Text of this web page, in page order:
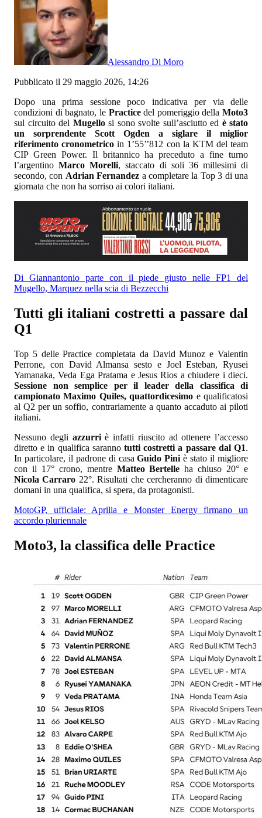
Alessandro Di Moro
Pubblicato il 29 maggio 2026, 14:26
Dopo una prima sessione poco indicativa per via delle
condizioni di bagnato, le Practicedel pomeriggio della Moto3
sul circuito del Mugello si sono svolte sull’asciutto ed è stato
un sorprendente Scott Ogden a siglare il miglior
riferimento cronometrico in 1’55’’812 con la KTM del team
CIP Green Power. Il britannico ha preceduto a fine turno
l’argentinoMarco Morelli, staccato di soli 36 millesimi di
secondo, con Adrian Fernandez a completare la Top 3 di una
giornata che non ha sorriso ai colori italiani.
Di Giannantonio parte con il piede giusto nelle FP1 del
Mugello, Marquez nella scia di Bezzecchi
Tutti gli italiani costretti a passare dal
Q1
Top 5 delle Practice completata da David Munoz e Valentin
Perrone, con David Almansa sesto e Joel Esteban, Ryusei
Yamanaka, Veda Ega Pratama e Jesus Rios a chiudere i dieci.
Sessione non semplice per il leader della classifica di
campionato Maximo Quiles, quattordicesimo e qualificatosi
al Q2 per un soffio, contrariamente a quanto accaduto ai piloti
italiani.
Nessuno degli azzurriè infatti riuscito ad ottenere l’accesso
diretto e in qualifica sarannotutti costretti a passare dal Q1.
In particolare, il padrone di casaGuido Pini è stato il migliore
con il 17° crono, mentre Matteo Bertelleha chiuso 20° e
Nicola Carraro 22°. Risultati che cercheranno di dimenticare
domani in una qualifica, si spera, da protagonisti.
MotoGP, ufficiale: Aprilia e Monster Energy firmano un
accordo pluriennale
Moto3, la classifica delle Practice